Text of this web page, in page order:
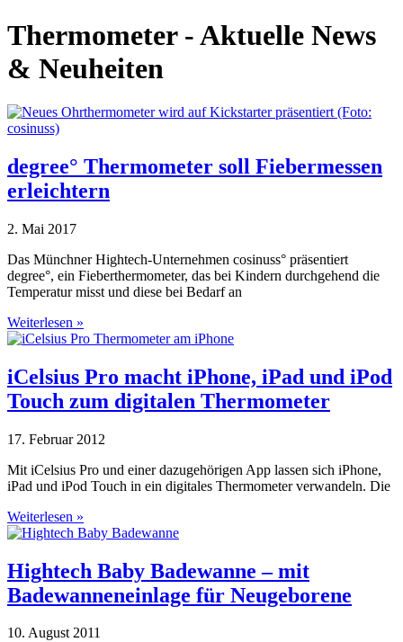
Thermometer - Aktuelle News
& Neuheiten
degree° Thermometer soll Fiebermessen
erleichtern
2. Mai 2017
Das Münchner Hightech-Unternehmen cosinuss° präsentiert
degree°, ein Fieberthermometer, das bei Kindern durchgehend die
Temperatur misst und diese bei Bedarf an
Weiterlesen »
iCelsius Pro macht iPhone, iPad und iPod
Touch zum digitalen Thermometer
17. Februar 2012
Mit iCelsius Pro und einer dazugehörigen App lassen sich iPhone,
iPad und iPod Touch in ein digitales Thermometer verwandeln. Die
Weiterlesen »
Hightech Baby Badewanne – mit
Badewanneneinlage für Neugeborene
10. August 2011